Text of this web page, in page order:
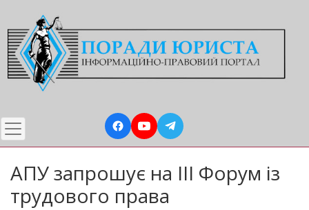
до
основного
вмісту
АПУ запрошує на IIІ Форум із
трудового права